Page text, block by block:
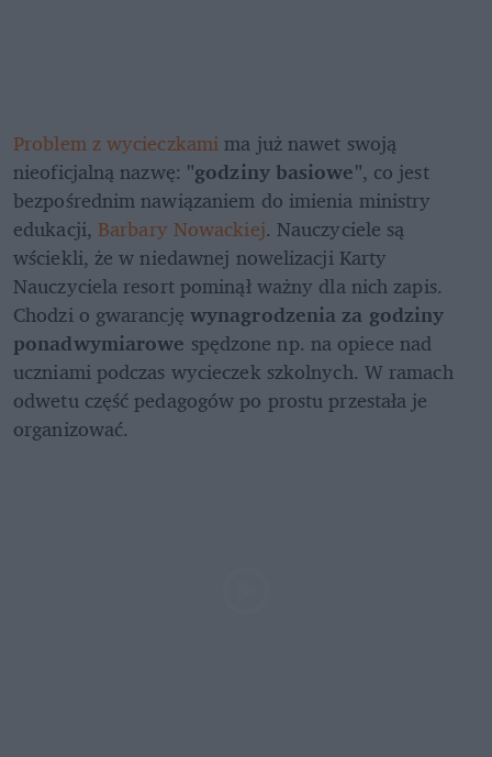
Problem z wycieczkami ma już nawet swoją
nieoficjalną nazwę: "godziny basiowe", co jest
bezpośrednim nawiązaniem do imienia ministry
edukacji, Barbary Nowackiej. Nauczyciele są
wściekli, że w niedawnej nowelizacji Karty
Nauczyciela resort pominął ważny dla nich zapis.
Chodzi o gwarancję wynagrodzenia za godziny
ponadwymiarowe spędzone np. na opiece nad
uczniami podczas wycieczek szkolnych. W ramach
odwetu część pedagogów po prostu przestała je
organizować.